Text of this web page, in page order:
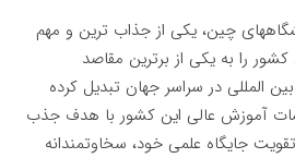
چین، یکی از جذاب ترین و مهم
را به یکی از برترین مقاصد
المللی در سراسر جهان تبدیل کرده
آموزش عالی این کشور با هدف جذب
جایگاه علمی خود، سخاوتمندانه